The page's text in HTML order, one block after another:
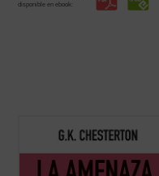
disponible en ebook:
En colaboración con el Club Chesterton de
la Universidad San Pablo CEU presentamos
destacan artículos de los más variopintos
temas, desde la literatura de Shakespeare,